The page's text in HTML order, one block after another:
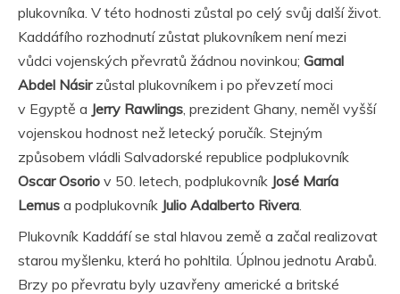
plukovníka. V této hodnosti zůstal po celý svůj další život.
Kaddáfího rozhodnutí zůstat plukovníkem není mezi
vůdci vojenských převratů žádnou novinkou; Gamal
Abdel Násirzůstal plukovníkem i po převzetí moci
v Egyptě a Jerry Rawlings , prezident Ghany, neměl vyšší
vojenskou hodnost než letecký poručík. Stejným
způsobem vládli Salvadorské republice podplukovník
Oscar Osorio v 50. letech, podplukovník José María
Lemus a podplukovník Julio Adalberto Rivera
Plukovník Kaddáfí se stal hlavou země a začal realizovat
starou myšlenku, která ho pohltila. Úplnou jednotu Arabů.
Brzy po převratu byly uzavřeny americké a britské